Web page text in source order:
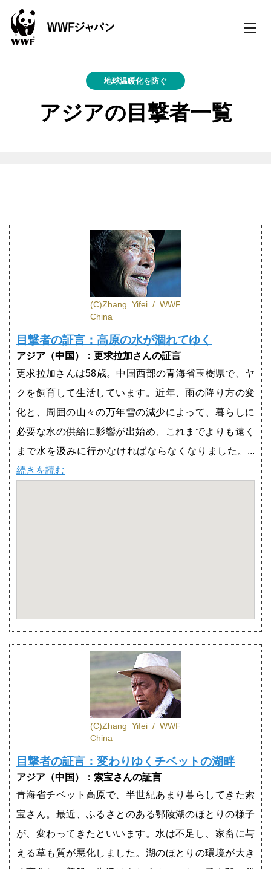
toggle
地球温暖化を防ぐ
アジアの目撃者一覧
(C)Zhang Yifei / WWF
China
目撃者の証言：高原の水が涸れてゆく
アジア（中国）：更求拉加さんの証言
更求拉加さんは58歳。中国西部の青海省玉樹県で、ヤ
クを飼育して生活しています。近年、雨の降り方の変
化と、周囲の山々の万年雪の減少によって、暮らしに
必要な水の供給に影響が出始め、これまでよりも遠く
まで水を汲みに行かなければならなくなりました。...
続きを読む
(C)Zhang Yifei / WWF
China
目撃者の証言：変わりゆくチベットの湖畔
アジア（中国）：索宝さんの証言
青海省チベット高原で、半世紀あまり暮らしてきた索
宝さん。最近、ふるさとのある鄂陵湖のほとりの様子
が、変わってきたといいます。水は不足し、家畜に与
える草も質が悪化しました。湖のほとりの環境が大き